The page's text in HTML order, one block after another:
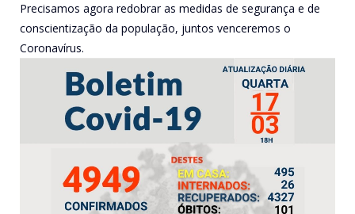
Precisamos agora redobrar as medidas de segurança e de
conscientização da população, juntos venceremos o
Coronavírus.